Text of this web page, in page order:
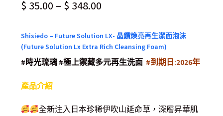
$ 35.00 – $ 348.00
Shisiedo – Future Solution LX- 晶鑽煥亮再生潔面泡沫
(Future Solution Lx Extra Rich Cleansing Foam)
#時光琉璃 #極上禦藏多元再生洗面 #到期日:2026年
產品介紹
全新注入日本珍稀伊吹山延命草，深層昇華肌